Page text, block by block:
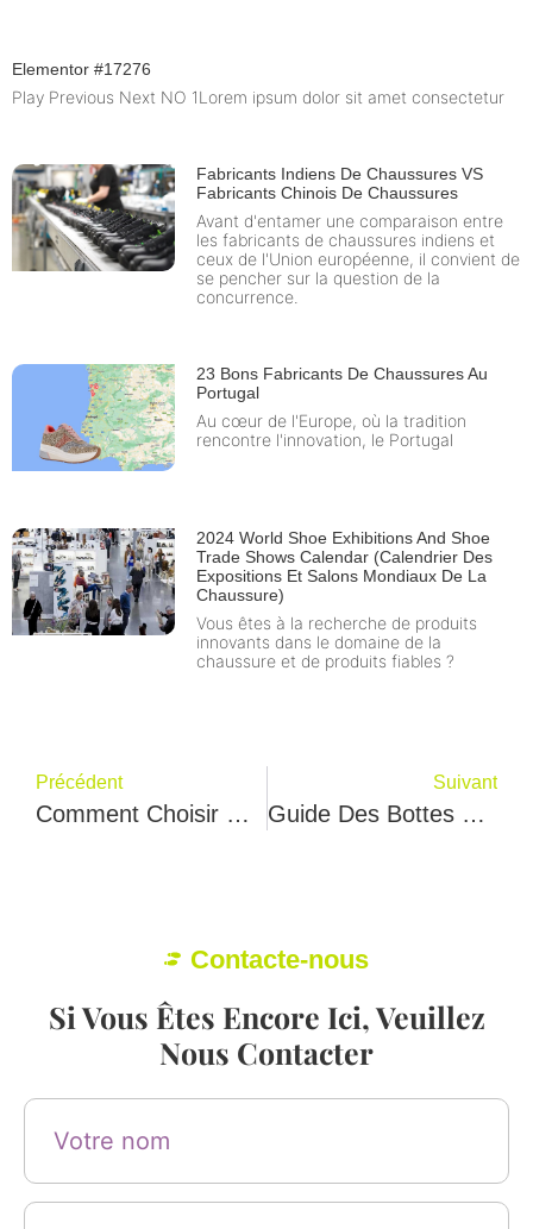
Elementor #17276
Play Previous Next NO 1Lorem ipsum dolor sit amet consectetur
Fabricants Indiens De Chaussures VS
Fabricants Chinois De Chaussures
Avant d'entamer une comparaison entre
les fabricants de chaussures indiens et
ceux de l'Union européenne, il convient de
se pencher sur la question de la
concurrence.
23 Bons Fabricants De Chaussures Au
Portugal
Au cœur de l'Europe, où la tradition
rencontre l'innovation, le Portugal
2024 World Shoe Exhibitions And Shoe
Trade Shows Calendar (Calendrier Des
Expositions Et Salons Mondiaux De La
Chaussure)
Vous êtes à la recherche de produits
innovants dans le domaine de la
chaussure et de produits fiables ?
Précédent
Comment Choisir Une Bonne Usine De Chaussures Et Un Bon Fabricant De Chaussures ?
Suivant
Guide Des Bottes Pour Femmes : 100 Questions Que Vous Poserez Sur Les Bottes Pour Femmes
Contacte-nous
Si Vous Êtes Encore Ici, Veuillez
Nous Contacter